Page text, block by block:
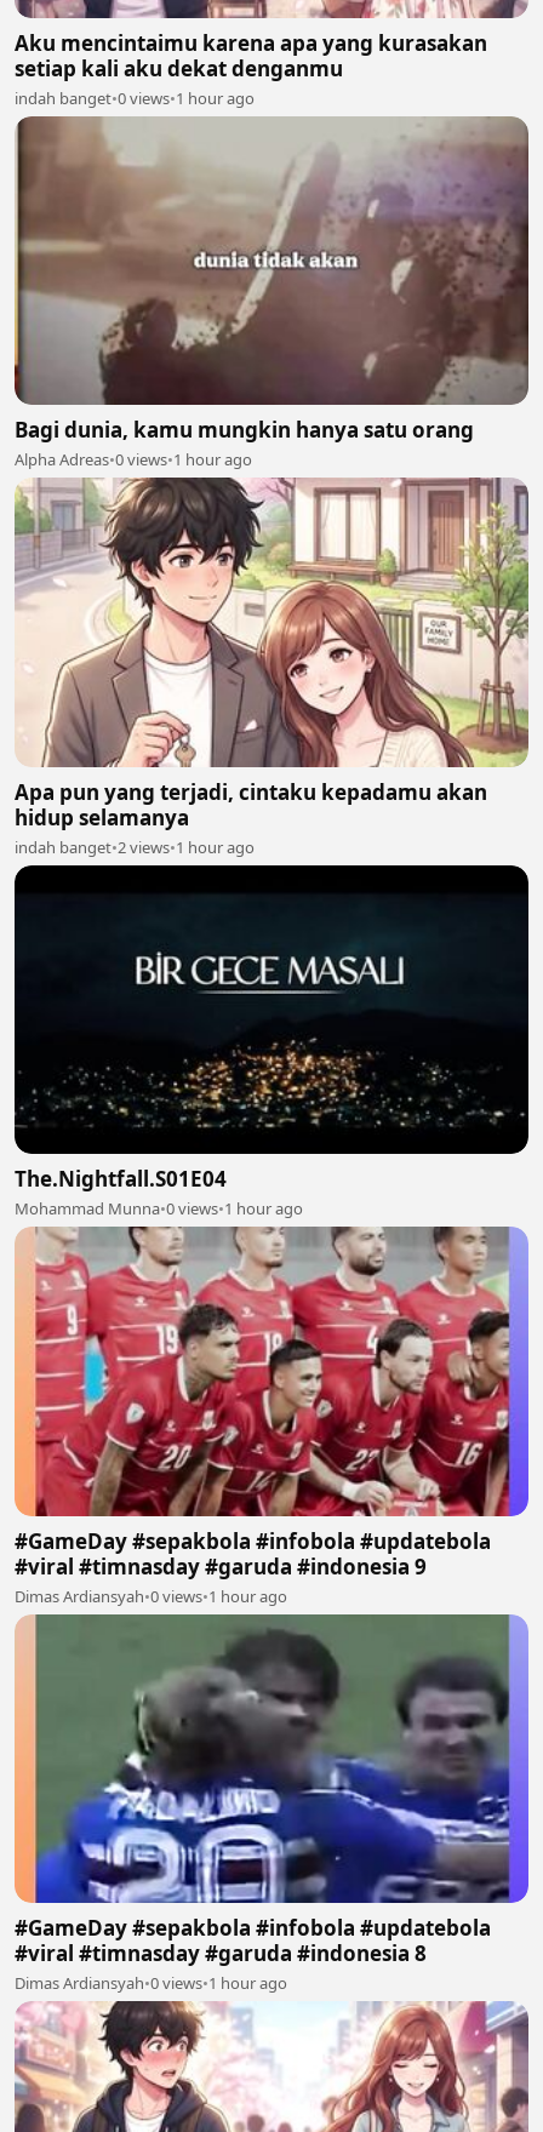
Aku mencintaimu karena apa yang kurasakan
setiap kali aku dekat denganmu
indah banget•0 views•1 hour ago
Bagi dunia, kamu mungkin hanya satu orang
Alpha Adreas•0 views•1 hour ago
Apa pun yang terjadi, cintaku kepadamu akan
hidup selamanya
indah banget•2 views•1 hour ago
The.Nightfall.S01E04
Mohammad Munna•0 views•1 hour ago
#GameDay #sepakbola #infobola #updatebola
#viral #timnasday #garuda #indonesia 9
Dimas Ardiansyah•0 views•1 hour ago
#GameDay #sepakbola #infobola #updatebola
#viral #timnasday #garuda #indonesia 8
Dimas Ardiansyah•0 views•1 hour ago